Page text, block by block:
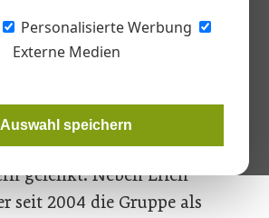
Personalisierte Werbung
Externe Medien
Auswahl speichern
GmbH und somit für die
zuständig.
Gesellschaft der
– von zwei
gelenkt. Neben Erich
seit 2004 die Gruppe als